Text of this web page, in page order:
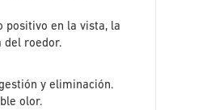
positivo en la vista, la
del roedor.
y eliminación.
olor.